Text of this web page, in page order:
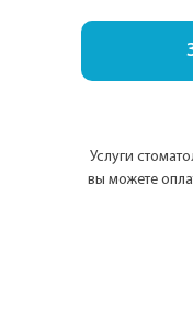
Услуги
вы можете